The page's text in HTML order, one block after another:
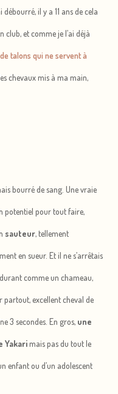
débourré, il y a 11 ans de cela
club, et comme je l’ai déjà
talons qui ne servent à
chevaux mis à ma main,
bourré de sang. Une vraie
potentiel pour tout faire,
sauteur, tellement
en sueur. Et il ne s’arrêtais
comme un chameau,
partout, excellent cheval de
3 secondes. En gros, une
Yakarimais pas du tout le
enfant ou d’un adolescent